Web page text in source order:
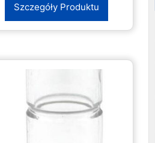
Szczegóły Produktu